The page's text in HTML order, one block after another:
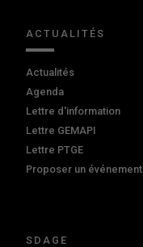
ACTUALITÉS
Actualités
Agenda
Lettre d'information
Lettre GEMAPI
Lettre PTGE
Proposer un événement
SDAGE